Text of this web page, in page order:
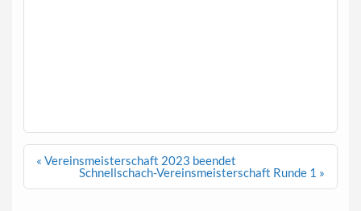
Beitragsnavigation
« Vereinsmeisterschaft 2023 beendet
Schnellschach-Vereinsmeisterschaft Runde 1 »